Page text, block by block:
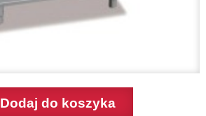
Dodaj do koszyka